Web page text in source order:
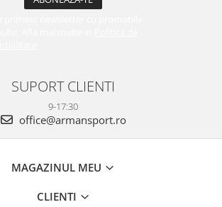
SUPORT CLIENTI
9-17:30
office@armansport.ro
MAGAZINUL MEU
CLIENTI